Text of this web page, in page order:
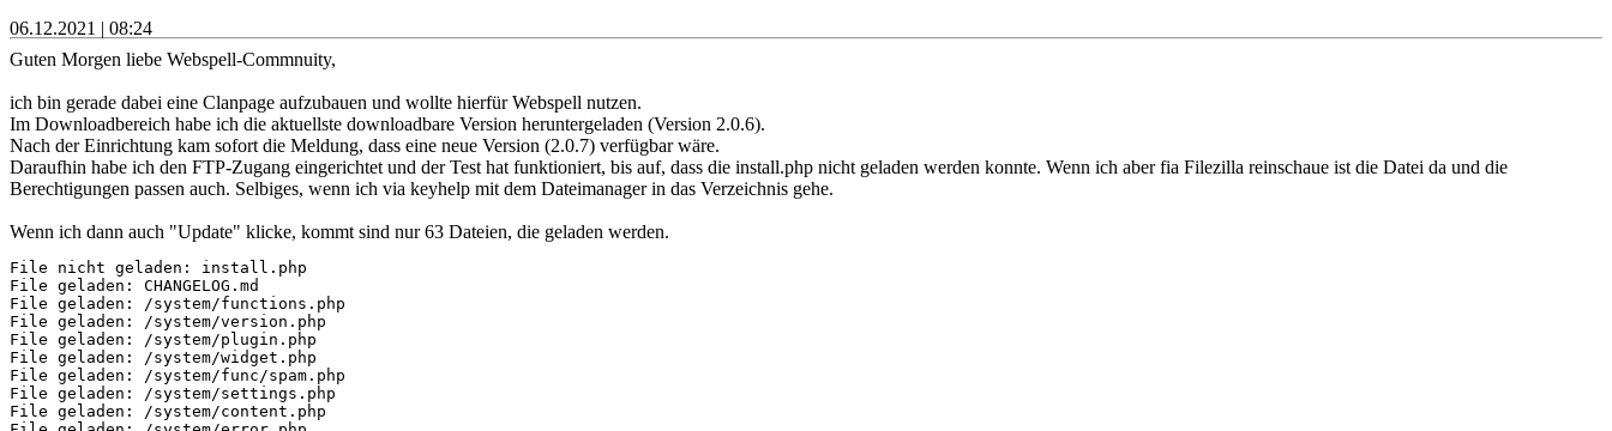
06.12.2021 | 08:24
Guten Morgen liebe Webspell-Commnuity,
ich bin gerade dabei eine Clanpage aufzubauen und wollte hierfür Webspell nutzen.
Im Downloadbereich habe ich die aktuellste downloadbare Version heruntergeladen (Version 2.0.6).
Nach der Einrichtung kam sofort die Meldung, dass eine neue Version (2.0.7) verfügbar wäre.
Daraufhin habe ich den FTP-Zugang eingerichtet und der Test hat funktioniert, bis auf, dass die install.php nicht geladen werden konnte. Wenn ich aber fia Filezilla reinschaue ist die Datei da und die
Berechtigungen passen auch. Selbiges, wenn ich via keyhelp mit dem Dateimanager in das Verzeichnis gehe.
Wenn ich dann auch "Update" klicke, kommt sind nur 63 Dateien, die geladen werden.
File nicht geladen: install.php
File geladen: CHANGELOG.md
File geladen: /system/functions.php
File geladen: /system/version.php
File geladen: /system/plugin.php
File geladen: /system/widget.php
File geladen: /system/func/spam.php
File geladen: /system/settings.php
File geladen: /system/content.php